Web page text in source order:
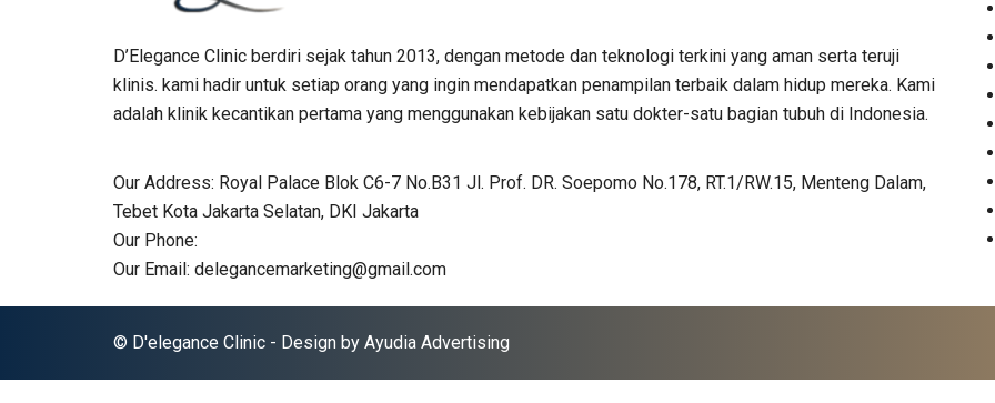
D’Elegance Clinic berdiri sejak tahun 2013, dengan metode dan teknologi terkini yang aman serta teruji
klinis. kami hadir untuk setiap orang yang ingin mendapatkan penampilan terbaik dalam hidup mereka. Kami
adalah klinik kecantikan pertama yang menggunakan kebijakan satu dokter-satu bagian tubuh di Indonesia.
Our Address: Royal Palace Blok C6-7 No.B31 Jl. Prof. DR. Soepomo No.178, RT.1/RW.15, Menteng Dalam,
Tebet Kota Jakarta Selatan, DKI Jakarta
Our Phone:
Our Email: delegancemarketing@gmail.com
© D'elegance Clinic - Design by Ayudia Advertising